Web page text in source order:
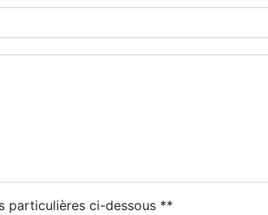
particulières ci-dessous **